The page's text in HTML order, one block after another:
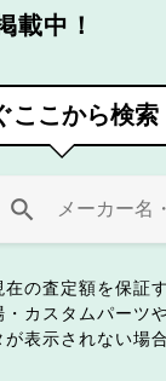
載中！
ここから検索
の査定額を保証
カスタムパーツ
表示されない場